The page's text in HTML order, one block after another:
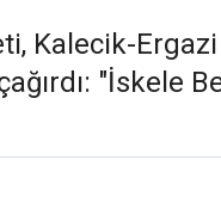
Kalecik-
"İskele